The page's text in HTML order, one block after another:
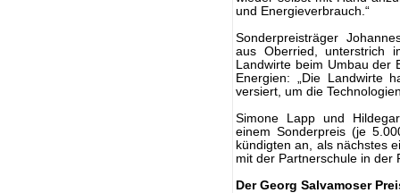
und Energieverbrauch.“
Sonderpreisträger
aus Oberried, unterstrich
Landwirte beim Umbau der
Energien: „Die Landwirte
versiert, um die
Simone Lapp und
einem Sonderpreis (je
kündigten an, als nächstes
mit der Partnerschule in der
Der Georg Salvamoser